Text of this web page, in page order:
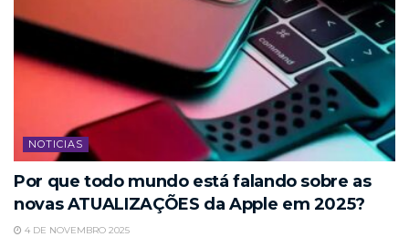
NOTICIAS
Por que todo mundo está falando sobre as
novas ATUALIZAÇÕES da Apple em 2025?
4 DE NOVEMBRO 2025